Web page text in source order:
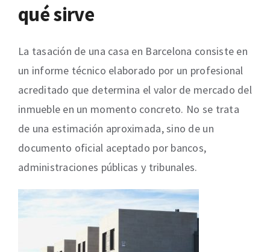
qué sirve
La tasación de una casa en Barcelona consiste en
un informe técnico elaborado por un profesional
acreditado que determina el valor de mercado del
inmueble en un momento concreto. No se trata
de una estimación aproximada, sino de un
documento oficial aceptado por bancos,
administraciones públicas y tribunales.